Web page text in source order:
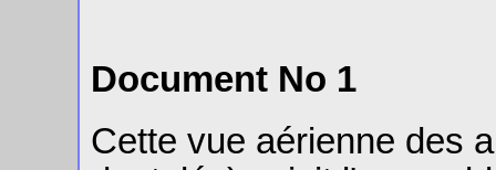
Document No 1
Cette vue aérienne des